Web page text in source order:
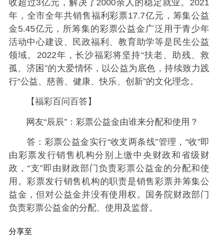
收超过3亿元，解决了2000余人的稳定就业。2021
年，全市全年共销售福利彩票17.7亿元，筹集公益
金5.45亿元，所筹集的彩票公益金广泛用于青少年
活动中心建设、民政福利、教育助学等是民生公益
领域。2022年，长沙福彩将坚持“扶老、助残、救
孤、济困”的大爱情怀，以公益为底色，持续致力践
行“公益、慈善、健康、快乐、创新”的文化理念。
【福彩百问百答】
网友“辰辰”：彩票公益金由谁来分配和使用？
答：彩票公益金实行“收支两条线”管理，“收”即
由彩票发行销售机构分别上缴中央财政和省级财
政，“支”即由财政部门负责彩票公益金的分配和使
用。彩票发行销售机构的职责是销售彩票并筹集公
益金，但对公益金并没有使用权。国务院财政部门
负责彩票公益金的分配、使用及监督。
分享至